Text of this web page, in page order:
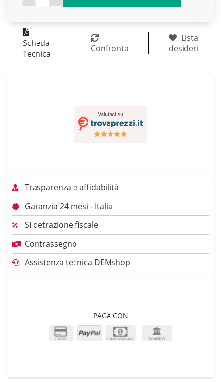
Scheda
Tecnica
Confronta
Lista
desideri
Trasparenza e affidabilità
Garanzia 24 mesi - Italia
SI detrazione fiscale
Contrassegno
Assistenza tecnica DEMshop
PAGA CON